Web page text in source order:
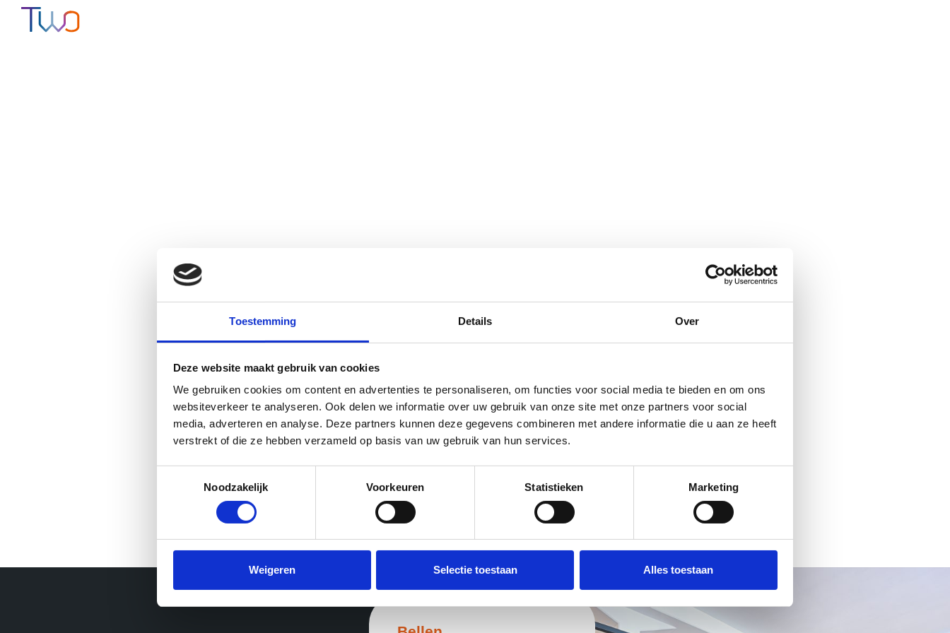
Toestemming Details Over
Deze website maakt gebruik van cookies
We gebruiken cookies om content en advertenties te personaliseren, om functies voor social media te bieden en om ons
websiteverkeer te analyseren. Ook delen we informatie over uw gebruik van onze site met onze partners voor social
media, adverteren en analyse. Deze partners kunnen deze gegevens combineren met andere informatie die u aan ze heeft
verstrekt of die ze hebben verzameld op basis van uw gebruik van hun services.
Noodzakelijk
Voorkeuren Statistieken Marketing
Weigeren Selectie toestaan Alles toestaan